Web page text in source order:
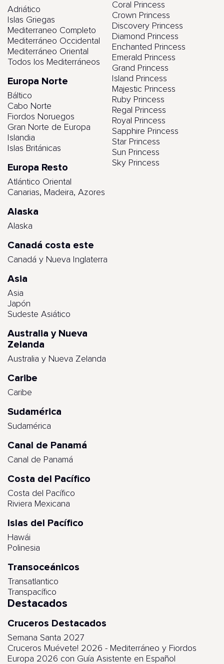
Adriático
Islas Griegas
Mediterraneo Completo
Mediterráneo Occidental
Mediterráneo Oriental
Todos los Mediterráneos
Europa Norte
Báltico
Cabo Norte
Fiordos Noruegos
Gran Norte de Europa
Islandia
Islas Británicas
Europa Resto
Atlántico Oriental
Canarias, Madeira, Azores
Alaska
Alaska
Canadá costa este
Canadá y Nueva Inglaterra
Asia
Asia
Japón
Sudeste Asiático
Australia y Nueva
Zelanda
Australia y Nueva Zelanda
Caribe
Caribe
Sudamérica
Sudamérica
Canal de Panamá
Canal de Panamá
Costa del Pacífico
Costa del Pacífico
Riviera Mexicana
Islas del Pacífico
Hawái
Polinesia
Transoceánicos
Transatlantico
Transpacífico
Coral Princess
Crown Princess
Discovery Princess
Diamond Princess
Enchanted Princess
Emerald Princess
Grand Princess
Island Princess
Majestic Princess
Ruby Princess
Regal Princess
Royal Princess
Sapphire Princess
Star Princess
Sun Princess
Sky Princess
Destacados
Cruceros Destacados
Semana Santa 2027
Cruceros Muévete! 2026 - Mediterráneo y Fiordos
Europa 2026 con Guía Asistente en Español